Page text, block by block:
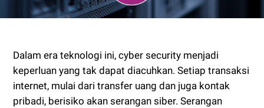
Dalam era teknologi ini, cyber security menjadi
keperluan yang tak dapat diacuhkan. Setiap transaksi
internet, mulai dari transfer uang dan juga kontak
pribadi, berisiko akan serangan siber. Serangan